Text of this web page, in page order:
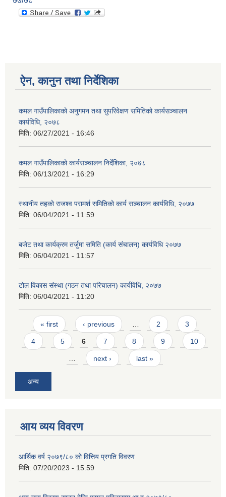
ऐन, कानुन तथा निर्देशिका
कमल गाउँपालिकाको अनुगमन तथा सुपरिवेक्षण समितिको कार्यसञ्चालन
कार्यविधि, २०७८
मिति: 06/27/2021 - 16:46
कमल गाउँपालिकाको कार्यसञ्‍चालन निर्देशिका, २०७८
मिति: 06/13/2021 - 16:29
स्थानीय तहको राजश्व परामर्श समितिको कार्य सञ्चालन कार्यविधि, २०७७
मिति: 06/04/2021 - 11:59
बजेट तथा कार्यक्रम तर्जुमा समिति (कार्य संचालन) कार्यविधि २०७७
मिति: 06/04/2021 - 11:57
टोल विकास संस्था (गठन तथा परिचालन) कार्यविधि, २०७७
मिति: 06/04/2021 - 11:20
Pages
« first ‹ previous 2 3
4 5 6 7 8 9 10
next › last »
अन्य
आय व्यय विवरण
आर्थिक वर्ष २०७९/८० को वित्तिय प्रगति विवरण
मिति: 07/20/2023 - 15:59